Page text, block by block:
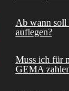
Ab wann soll
auflegen?
Muss ich für
GEMA